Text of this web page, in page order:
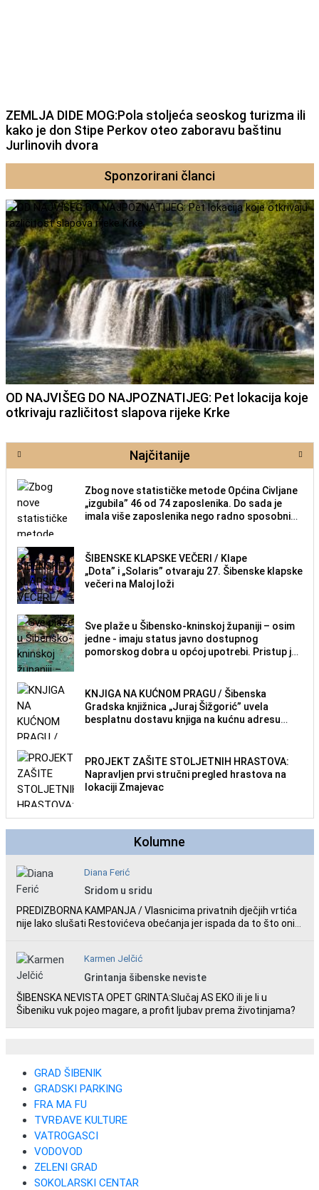
ZEMLJA DIDE MOG:Pola stoljeća seoskog turizma ili
kako je don Stipe Perkov oteo zaboravu baštinu
Jurlinovih dvora
Sponzorirani članci
OD NAJVIŠEG DO NAJPOZNATIJEG: Pet lokacija koje
otkrivaju različitost slapova rijeke Krke
Najčitanije
Zbog nove statističke metode Općina Civljane
„izgubila” 46 od 74 zaposlenika. Do sada je
imala više zaposlenika nego radno sposobnih
ŠIBENSKE KLAPSKE VEČERI / Klape
„Dota” i „Solaris” otvaraju 27. Šibenske klapske
večeri na Maloj loži
Sve plaže u Šibensko-kninskoj županiji – osim
jedne - imaju status javno dostupnog
pomorskog dobra u općoj upotrebi. Pristup je
KNJIGA NA KUĆNOM PRAGU / Šibenska
Gradska knjižnica „Juraj Šižgorić” uvela
besplatnu dostavu knjiga na kućnu adresu
PROJEKT ZAŠITE STOLJETNIH HRASTOVA:
Napravljen prvi stručni pregled hrastova na
lokaciji Zmajevac
Kolumne
Diana Ferić
Sridom u sridu
PREDIZBORNA KAMPANJA / Vlasnicima privatnih dječjih vrtića
nije lako slušati Restovićeva obećanja jer ispada da to što oni
Karmen Jelčić
Grintanja šibenske neviste
ŠIBENSKA NEVISTA OPET GRINTA:Slučaj AS EKO ili je li u
Šibeniku vuk pojeo magare, a profit ljubav prema životinjama?
GRAD ŠIBENIK
GRADSKI PARKING
FRA MA FU
TVRĐAVE KULTURE
VATROGASCI
VODOVOD
ZELENI GRAD
SOKOLARSKI CENTAR